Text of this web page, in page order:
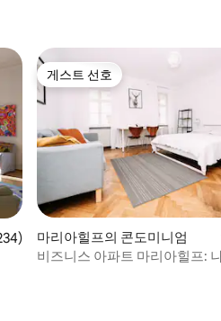
점(5점 만점), 후기 234개
게스트 선호
게스트 선호
마리아힐프의 콘도미니엄
비즈니스 아파트 마리아힐프: